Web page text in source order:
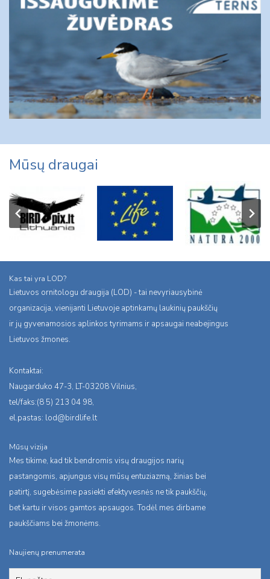
Mūsų draugai
Kas tai yra LOD?
Lietuvos ornitologu draugija (LOD) - tai nevyriausybinė
organizacija, vienijanti Lietuvoje aptinkamų laukinių paukščių
ir jų gyvenamosios aplinkos tyrimams ir apsaugai neabejingus
Lietuvos žmones.
Kontaktai:
Naugarduko 47-3, LT-03208 Vilnius,
tel/faks:(8 5) 213 04 98,
el.pastas: lod@birdlife.lt
Mūsų vizija
Mes tikime, kad tik bendromis visų draugijos narių
pastangomis, apjungus visų mūsų entuziazmą, žinias bei
patirtį, sugebėsime pasiekti efektyvesnės ne tik paukščių,
bet kartu ir visos gamtos apsaugos. Todėl mes dirbame
paukščiams bei žmonėms.
Naujienų prenumerata